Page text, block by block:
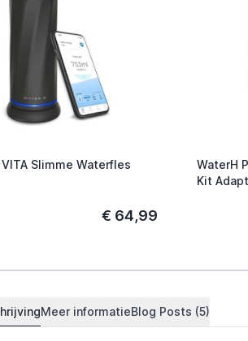
Slimme Waterfles
€ 64,99
WaterH
Kit
Meer informatieBlog Posts (5)